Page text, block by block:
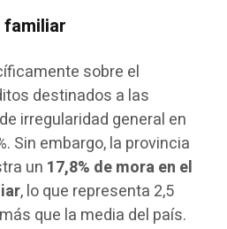
familiar
sobre el
destinados a las
irregularidad general en
Sin embargo, la provincia
un 17,8% de mora en el
, lo que representa 2,5
que la media del país.